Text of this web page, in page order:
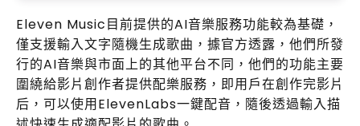
Eleven Music目前提供的AI音樂服務功能較為基礎，
僅支援輸入文字隨機生成歌曲，據官方透露，他們所發
行的AI音樂與市面上的其他平台不同，他們的功能主要
圍繞給影片創作者提供配樂服務，即用戶在創作完影片
后，可以使用ElevenLabs一鍵配音，隨後透過輸入描